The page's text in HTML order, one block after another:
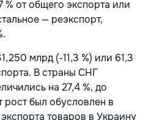
от общего экспорта или
— реэкспорт,
млрд (-11,3 %) или 61,3
В страны СНГ
на 27,4 %, до
был обусловлен в
товаров в Украину